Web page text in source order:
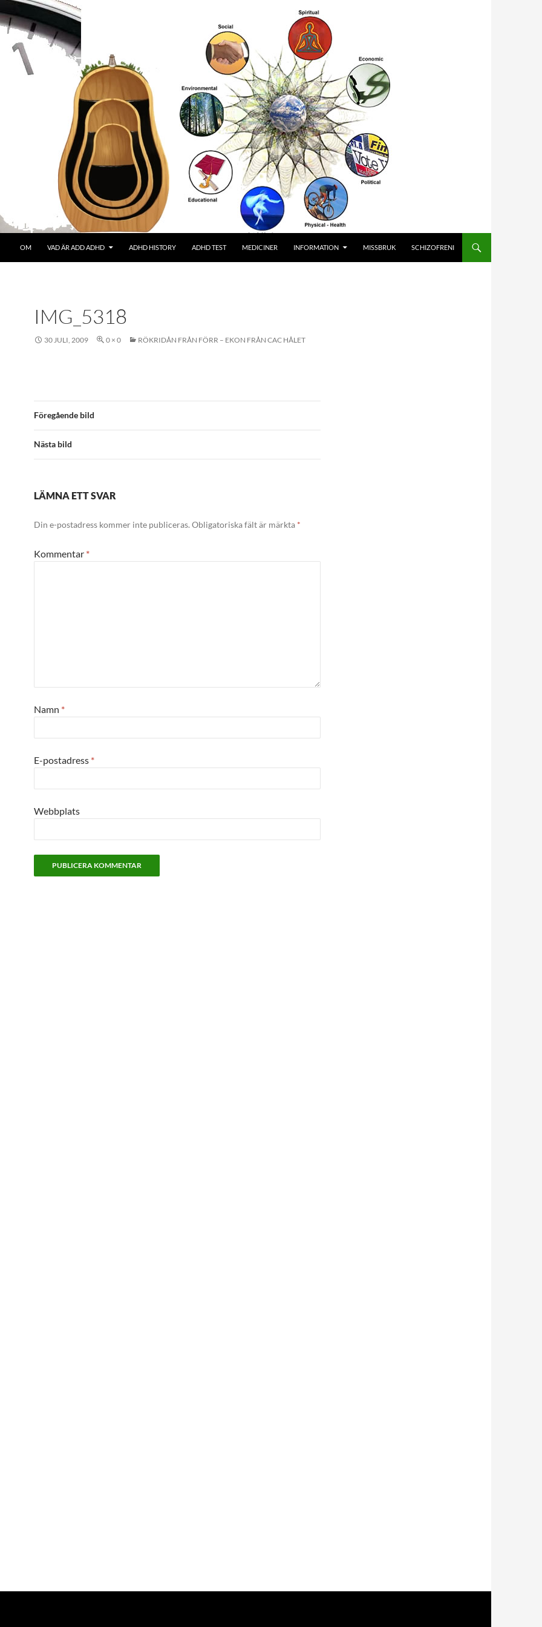
OM VAD ÄR ADD ADHD ADHD HISTORY ADHD TEST MEDICINER INFORMATION MISSBRUK SCHIZOFRENI
IMG_5318
30 JULI, 2009 0 × 0 RÖKRIDÅN FRÅN FÖRR – EKON FRÅN CAC HÅLET
Föregående bild
Nästa bild
LÄMNA ETT SVAR
Din e-postadress kommer inte publiceras. Obligatoriska fält är märkta *
Kommentar *
Namn *
E-postadress *
Webbplats